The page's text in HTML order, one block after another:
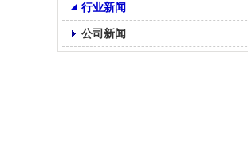
行业新闻
公司新闻